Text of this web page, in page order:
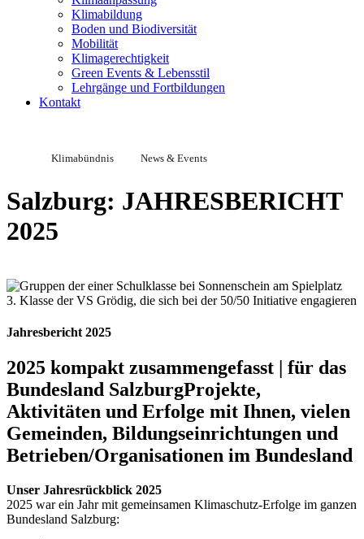
Klimabildung
Boden und Biodiversität
Mobilität
Klimagerechtigkeit
Green Events & Lebensstil
Lehrgänge und Fortbildungen
Kontakt
Klimabündnis News & Events
Salzburg: JAHRESBERICHT
2025
3. Klasse der VS Grödig, die sich bei der 50/50 Initiative engagieren
Jahresbericht 2025
2025 kompakt zusammengefasst | für das
Bundesland SalzburgProjekte,
Aktivitäten und Erfolge mit Ihnen, vielen
Gemeinden, Bildungseinrichtungen und
Betrieben/Organisationen im Bundesland
Unser Jahresrückblick 2025
2025 war ein Jahr mit gemeinsamen Klimaschutz-Erfolge im ganzen
Bundesland Salzburg: